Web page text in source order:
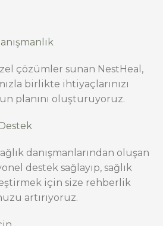
çözümler sunan NestHeal,
birlikte ihtiyaçlarınızı
planını oluşturuyoruz.
danışmanlarından oluşan
destek sağlayıp, sağlık
için size rehberlik
artırıyoruz.